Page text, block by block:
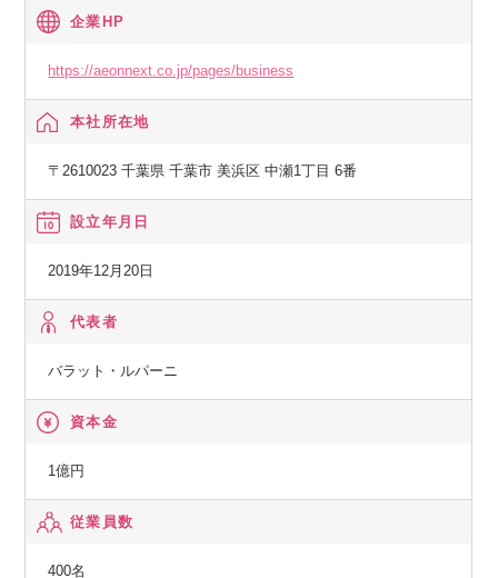
の買い物の不便さやストレスを解消し、
仕事、子育て、趣味など、誰もが自分らしく輝ける、新しい
ライフスタイルの実現を目指しています。
ィクス技術を導入したオンラインマーケット「Green Bean
s」です。
2023年7月のサービス開始以来、特に共働き・子育て世代のお
イオングループ経営陣の期待も大きく、中期経営計画では成
ーーー未来の社会インフラへ。共に創る、次のステージ。
企業HP
https://aeonnext.co.jp/pages/business
本社所在地
〒2610023 千葉県 千葉市 美浜区 中瀬1丁目 6番
設立年月日
2019年12月20日
代表者
バラット・ルパーニ
資本金
1億円
従業員数
400名